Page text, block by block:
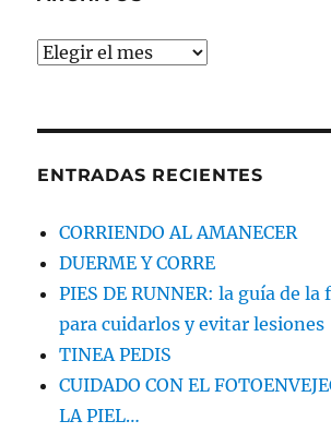
Archivos
ENTRADAS RECIENTES
CORRIENDO AL AMANECER
DUERME Y CORRE
PIES DE RUNNER: la guía de
para cuidarlos y evitar lesiones
TINEA PEDIS
CUIDADO CON EL
LA PIEL…